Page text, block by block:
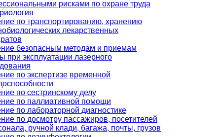
рисками по охране труда
по транспортированию, хранению
лекарственных
безопасным методам и приемам
при эксплуатации лазерного
по экспертизе временной
по сестринскому делу
по паллиативной помощи
по лабораторной диагностике
по досмотру пассажиров, посетителей
ручной клади, багажа, почты, грузов